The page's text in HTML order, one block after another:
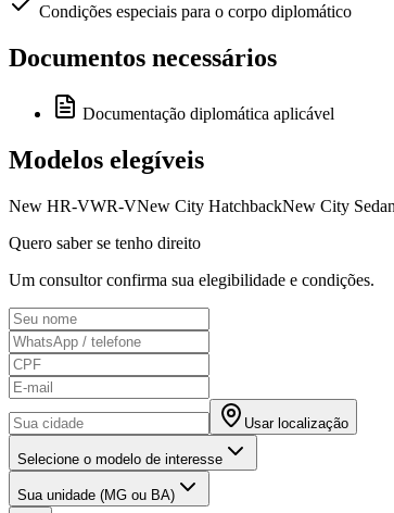
Condições especiais para o corpo diplomático
Documentos necessários
Documentação diplomática aplicável
Modelos elegíveis
New HR-VWR-VNew City HatchbackNew City Sedan
Quero saber se tenho direito
Um consultor confirma sua elegibilidade e condições.
Usar localização
Selecione o modelo de interesse
Sua unidade (MG ou BA)